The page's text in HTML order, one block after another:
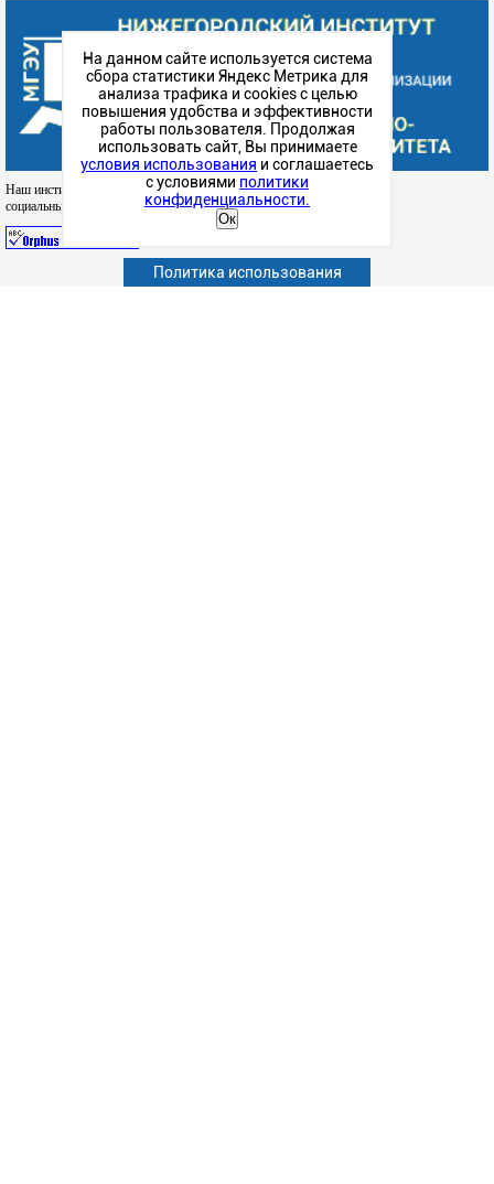
Наш институт в
социальных сетях
Абитуриенту
Политика использования
На данном сайте используется система
сбора статистики Яндекс Метрика для
анализа трафика и cookies с целью
повышения удобства и эффективности
работы пользователя. Продолжая
использовать сайт, Вы принимаете
условия использования и соглашаетесь
с условиями политики
конфиденциальности.
Ок